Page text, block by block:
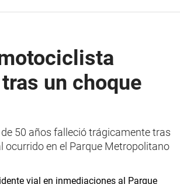
un choque
50 años falleció trágicamente tras
ocurrido en el Parque Metropolitano